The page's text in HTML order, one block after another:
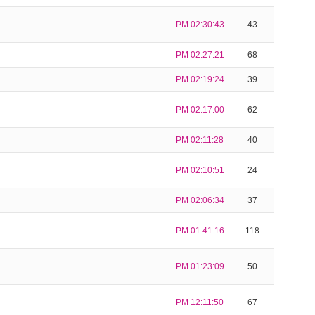
PM 02:30:43 43
PM 02:27:21 68
PM 02:19:24 39
PM 02:17:00 62
PM 02:11:28 40
PM 02:10:51 24
PM 02:06:34 37
PM 01:41:16 118
PM 01:23:09 50
PM 12:11:50 67